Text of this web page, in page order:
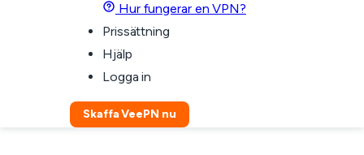
Hur fungerar en VPN?
Prissättning
Hjälp
Logga in
Skaffa VeePN nu